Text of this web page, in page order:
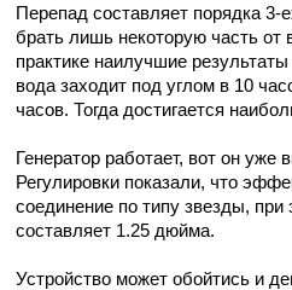
Перепад составляет порядка
брать лишь некоторую часть от
практике наилучшие
вода заходит под углом в 10
часов. Тогда достигается
Генератор работает, вот он уже
Регулировки показали, что
соединение по типу звезды,
составляет 1.25 дюйма.
Устройство может обойтись и